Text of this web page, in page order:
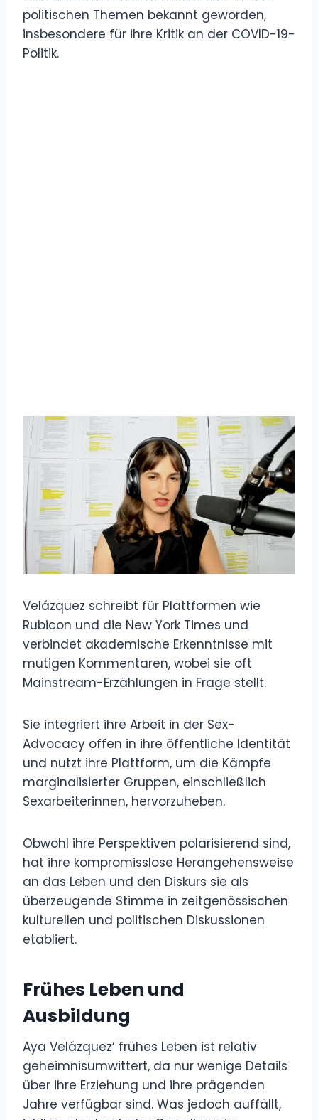
politischen Themen bekannt geworden,
insbesondere für ihre Kritik an der COVID-19-
Politik.
Velázquez schreibt für Plattformen wie
Rubicon und die New York Times und
verbindet akademische Erkenntnisse mit
mutigen Kommentaren, wobei sie oft
Mainstream-Erzählungen in Frage stellt.
Sie integriert ihre Arbeit in der Sex-
Advocacy offen in ihre öffentliche Identität
und nutzt ihre Plattform, um die Kämpfe
marginalisierter Gruppen, einschließlich
Sexarbeiterinnen, hervorzuheben.
Obwohl ihre Perspektiven polarisierend sind,
hat ihre kompromisslose Herangehensweise
an das Leben und den Diskurs sie als
überzeugende Stimme in zeitgenössischen
kulturellen und politischen Diskussionen
etabliert.
Frühes Leben und
Ausbildung
Aya Velázquez‘ frühes Leben ist relativ
geheimnisumwittert, da nur wenige Details
über ihre Erziehung und ihre prägenden
Jahre verfügbar sind. Was jedoch auffällt,